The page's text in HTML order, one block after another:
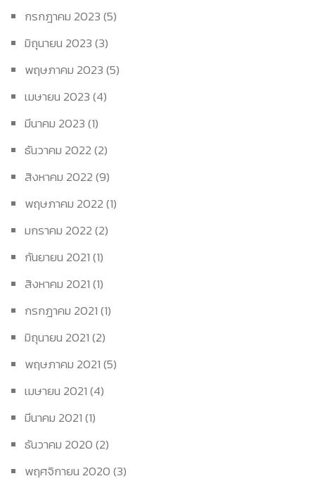
กรกฎาคม 2023(5)
มิถุนายน 2023(3)
พฤษภาคม 2023(5)
เมษายน 2023(4)
มีนาคม 2023(1)
ธันวาคม 2022(2)
สิงหาคม 2022(9)
พฤษภาคม 2022(1)
มกราคม 2022(2)
กันยายน 2021(1)
สิงหาคม 2021(1)
กรกฎาคม 2021(1)
มิถุนายน 2021(2)
พฤษภาคม 2021(5)
เมษายน 2021(4)
มีนาคม 2021(1)
ธันวาคม 2020(2)
พฤศจิกายน 2020(3)